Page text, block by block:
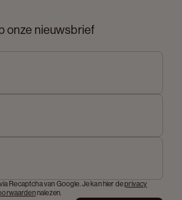
onze nieuwsbrief
Recaptcha van Google. Je kan hier deprivacy
nalezen.